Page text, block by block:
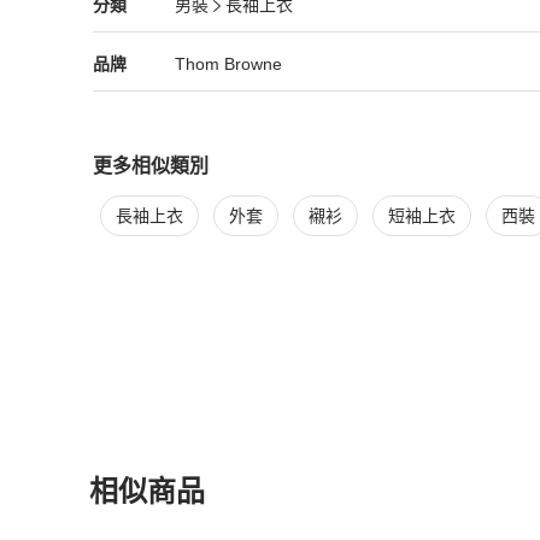
分類 男裝
長袖上衣
男裝/長袖上衣推薦
品牌
Thom Browne精品男裝品牌介紹
Thom Browne
Thom Browne推薦清單
更多相似類別
更多Thom Browne男裝 相似商品推薦
長袖上衣 外套 襯衫 短袖上衣 西裝
相似商品